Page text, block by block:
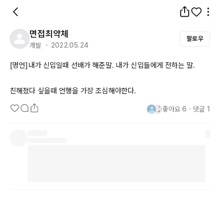
면접최약체
개발 ・ 2022.05.24
팔로우
[명언]내가 신입일때 선배가 해준말. 내가 신입들에게 전하는 말.
친해졌다 싶을때 언행을 가장 조심해야한다.
좋아요 6 ・ 댓글 1